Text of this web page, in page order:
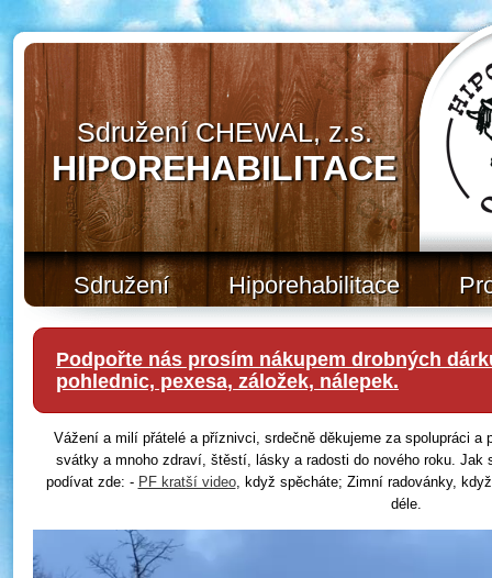
Sdružení CHEWAL, z.s.
HIPOREHABILITACE
Sdružení Hiporehabilitace
Podpořte nás prosím nákupem drobných
pohlednic, pexesa, záložek, nálepek.
Vážení a milí přátelé a příznivci, srdečně děkujeme za spolupráci a
svátky a mnoho zdraví, štěstí, lásky a radosti do nového roku.
podívat zde: - PF kratší video, když spěcháte; Zimní radovánky,
déle.